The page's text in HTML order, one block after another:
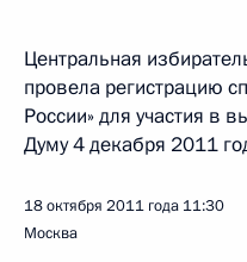
Центральная
провела регистрацию
России» для участия в
Думу 4 декабря 2011
18 октября 2011 года 11:30
Москва